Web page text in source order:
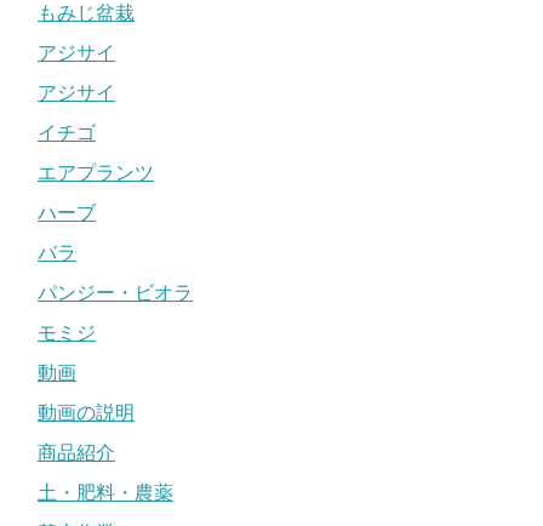
もみじ盆栽
アジサイ
アジサイ
イチゴ
エアプランツ
ハーブ
バラ
パンジー・ビオラ
モミジ
動画
動画の説明
商品紹介
土・肥料・農薬